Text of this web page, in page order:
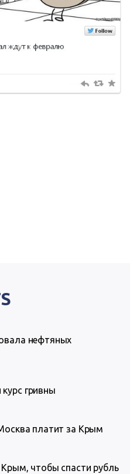
нефтяных
гривны
платит за Крым
Крым, чтобы спасти рубль